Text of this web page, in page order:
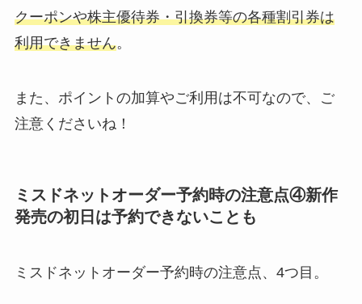
クーポンや株主優待券・引換券等の各種割引券は
利用できません。
また、ポイントの加算やご利用は不可なので、ご
注意くださいね！
ミスドネットオーダー予約時の注意点④新作
発売の初日は予約できないことも
ミスドネットオーダー予約時の注意点、4つ目。